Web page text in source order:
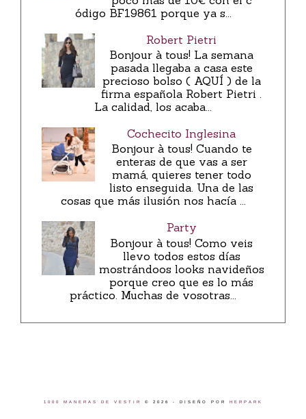
ódigo BF19861 porque ya s...
Robert Pietri
Bonjour à tous! La semana
pasada llegaba a casa este
precioso bolso ( AQUÍ ) de la
firma española Robert Pietri .
La calidad, los acaba...
Cochecito Inglesina
Bonjour à tous! Cuando te
enteras de que vas a ser
mamá, quieres tener todo
listo enseguida. Una de las
cosas que más ilusión nos hacía ...
Party
Bonjour à tous! Como veis
llevo todos estos días
mostrándoos looks navideños
porque creo que es lo más
práctico. Muchas de vosotras...
1000 MANERAS DE VESTIR © 2026 - DISEÑO POR HERPARK